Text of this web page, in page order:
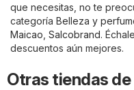
que necesitas, no te
categoría Belleza y
Maicao Salcobrand.
descuentos aún mejores.
Otras tiendas